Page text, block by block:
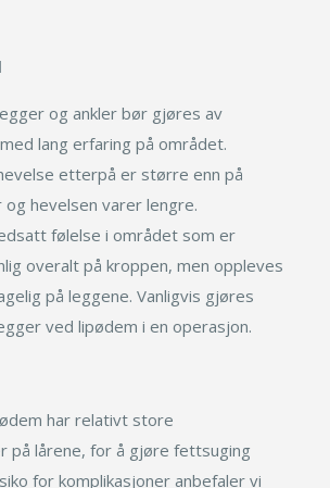
og ankler bør gjøres av
lang erfaring på området.
etterpå er større enn på
hevelsen varer lengre.
følelse i området som er
overalt på kroppen, men oppleves
på leggene. Vanligvis gjøres
ved lipødem i en operasjon.
har relativt store
på lårene, for å gjøre fettsuging
for komplikasjoner anbefaler vi